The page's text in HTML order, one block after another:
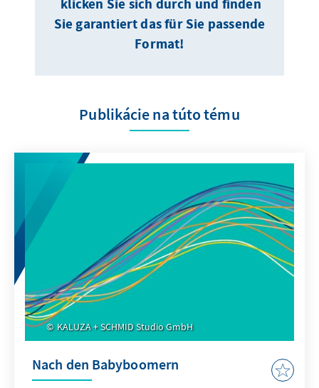
klicken Sie sich durch und finden
Sie garantiert das für Sie passende
Format!
Publikácie na túto tému
KALUZA + SCHMID Studio GmbH
Nach den Babyboomern